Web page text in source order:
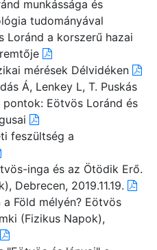
munkássága és
tudományával
Loránd a korszerű hazai
mérések Délvidéken
Á, Lenkey L, T. Puskás
pontok: Eötvös Loránd és
feszültség a
inga és az Ötödik Erő.
Debrecen, 2019.11.19.
Föld mélyén? Eötvös
(Fizikus Napok),